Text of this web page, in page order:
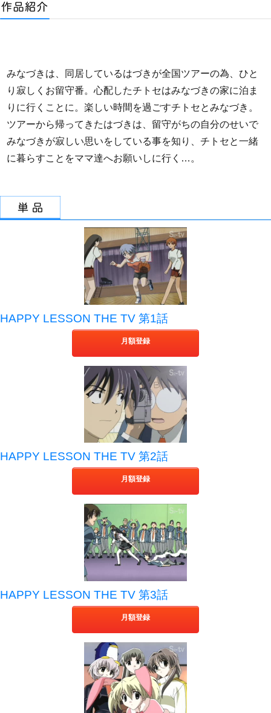
みなづきは、同居しているはづきが全国ツアーの為、ひと
り寂しくお留守番。心配したチトセはみなづきの家に泊ま
りに行くことに。楽しい時間を過ごすチトセとみなづき。
ツアーから帰ってきたはづきは、留守がちの自分のせいで
みなづきが寂しい思いをしている事を知り、チトセと一緒
に暮らすことをママ達へお願いしに行く…。
HAPPY LESSON THE TV 第1話
月額登録
HAPPY LESSON THE TV 第2話
月額登録
HAPPY LESSON THE TV 第3話
月額登録